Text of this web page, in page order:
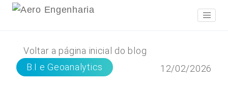
B.I e Geoanalytics 12/02/2026
Voltar a página inicial do blog